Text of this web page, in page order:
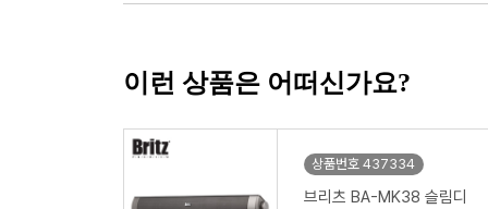
이런 상품은 어떠신가요?
상품번호 437334
브리츠 BA-MK38 슬림디